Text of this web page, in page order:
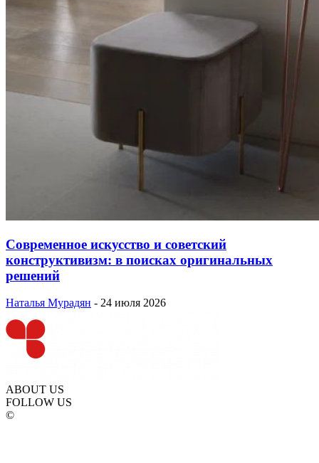
Современное искусство и советский
конструктивизм: в поисках оригинальных
решений
Наталья Мурадян - 24 июля 2026
ABOUT US
FOLLOW US
©